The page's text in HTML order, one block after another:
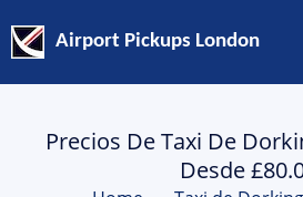
Airport Pickups London
Precios De Taxi De
Desde